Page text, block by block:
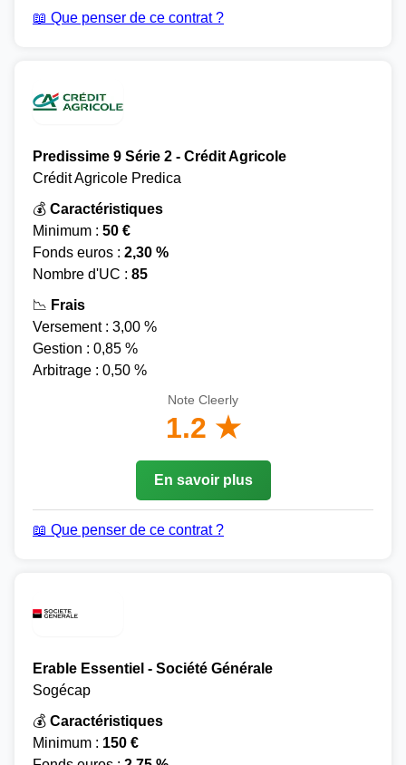
📖 Que penser de ce contrat ?
Predissime 9 Série 2 - Crédit Agricole
Crédit Agricole Predica
💰 Caractéristiques
Minimum : 50 €
Fonds euros : 2,30 %
Nombre d'UC : 85
📉 Frais
Versement : 3,00 %
Gestion : 0,85 %
Arbitrage : 0,50 %
Note Cleerly
1.2 ★
En savoir plus
📖 Que penser de ce contrat ?
Erable Essentiel - Société Générale
Sogécap
💰 Caractéristiques
Minimum : 150 €